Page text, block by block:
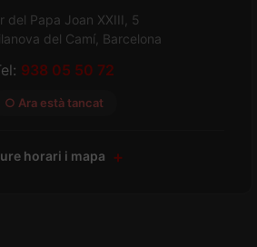
del Papa Joan XXIII, 5
del Camí, Barcelona
938 05 50 72
○ Ara està tancat
horari i mapa